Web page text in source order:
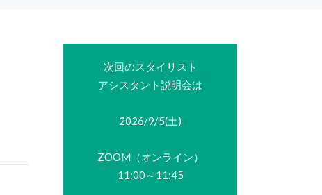
次回のスタイリスト
アシスタント説明会は
2026/9/5(土)
ZOOM（オンライン）
11:00～11:45